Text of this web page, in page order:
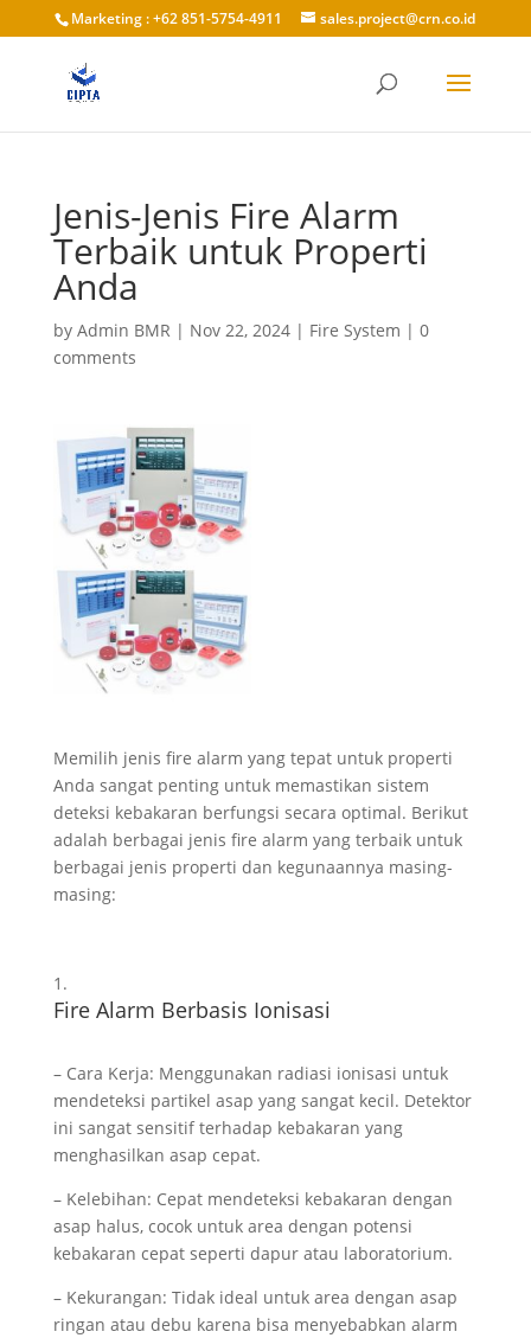
Marketing : +62 851-5754-4911 sales.project@crn.co.id
Jenis-Jenis Fire Alarm
Terbaik untuk Properti
Anda
by Admin BMR | Nov 22, 2024| Fire System | 0
comments
Memilih jenis fire alarm yang tepat untuk properti
Anda sangat penting untuk memastikan sistem
deteksi kebakaran berfungsi secara optimal. Berikut
adalah berbagai jenis fire alarm yang terbaik untuk
berbagai jenis properti dan kegunaannya masing-
masing:
Fire Alarm Berbasis Ionisasi
– Cara Kerja: Menggunakan radiasi ionisasi untuk
mendeteksi partikel asap yang sangat kecil. Detektor
ini sangat sensitif terhadap kebakaran yang
menghasilkan asap cepat.
– Kelebihan: Cepat mendeteksi kebakaran dengan
asap halus, cocok untuk area dengan potensi
kebakaran cepat seperti dapur atau laboratorium.
– Kekurangan: Tidak ideal untuk area dengan asap
ringan atau debu karena bisa menyebabkan alarm